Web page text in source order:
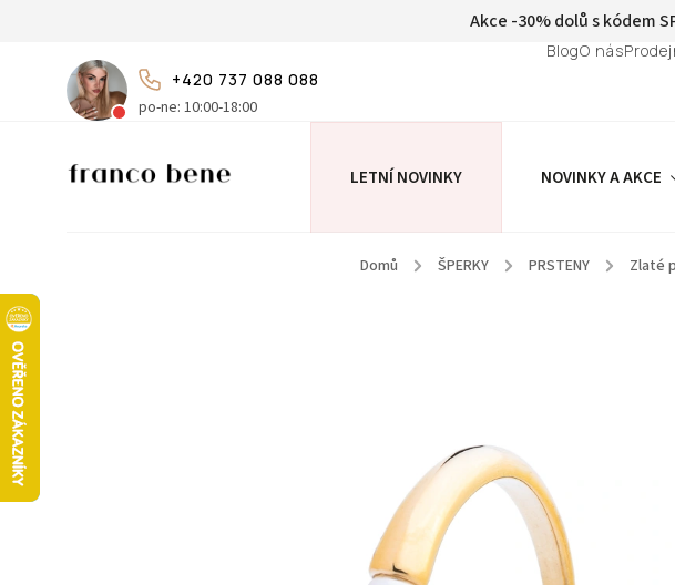
Akce -30% dolů s kódem
BlogO nás
+420 737 088 088
po-ne: 10:00-18:00
LETNÍ NOVINKY NOVINKY A AKCE
Domů / ŠPERKY / PRSTENY / Zlaté